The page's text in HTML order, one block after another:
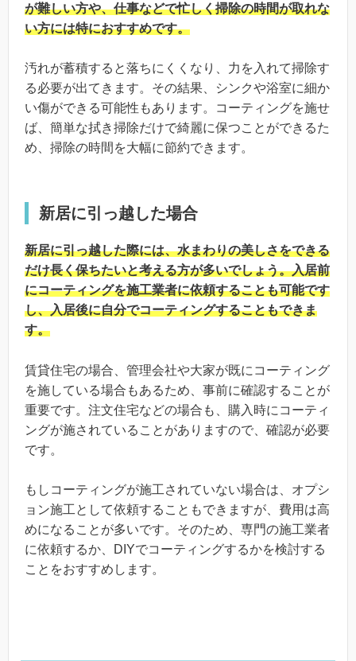
が難しい方や、仕事などで忙しく掃除の時間が取れな
い方には特におすすめです。
汚れが蓄積すると落ちにくくなり、力を入れて掃除す
る必要が出てきます。その結果、シンクや浴室に細か
い傷ができる可能性もあります。コーティングを施せ
ば、簡単な拭き掃除だけで綺麗に保つことができるた
め、掃除の時間を大幅に節約できます。
新居に引っ越した場合
新居に引っ越した際には、水まわりの美しさをできる
だけ長く保ちたいと考える方が多いでしょう。入居前
にコーティングを施工業者に依頼することも可能です
し、入居後に自分でコーティングすることもできま
す。
賃貸住宅の場合、管理会社や大家が既にコーティング
を施している場合もあるため、事前に確認することが
重要です。注文住宅などの場合も、購入時にコーティ
ングが施されていることがありますので、確認が必要
です。
もしコーティングが施工されていない場合は、オプシ
ョン施工として依頼することもできますが、費用は高
めになることが多いです。そのため、専門の施工業者
に依頼するか、DIYでコーティングするかを検討する
ことをおすすめします。